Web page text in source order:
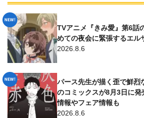
TVアニメ『きみ愛』第6
めての夜会に緊張するエ
2026.8.6
パース先生が描く歪で鮮烈
のコミックスが8月3日に
情報やフェア情報も
2026.8.6